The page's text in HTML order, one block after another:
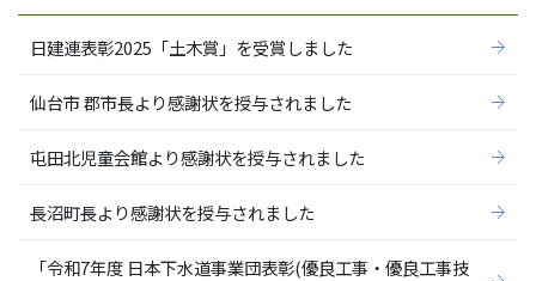
日建連表彰2025「土木賞」を受賞しました
仙台市 郡市長より感謝状を授与されました
屯田北児童会館より感謝状を授与されました
長沼町長より感謝状を授与されました
「令和7年度 日本下水道事業団表彰(優良工事・優良工事技